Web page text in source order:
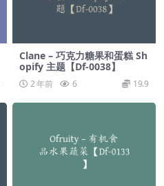
Clane – 巧克力糖果和蛋糕 Sh
opify 主题【Df-0038】
2 年前 6 19.9